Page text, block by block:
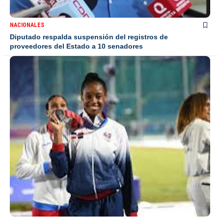
NACIONALES
Diputado respalda suspensión del registros de
proveedores del Estado a 10 senadores